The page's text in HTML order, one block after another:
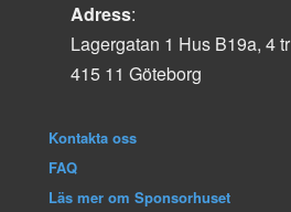
Adress:
Lagergatan 1 Hus B19a, 4 tr
415 11 Göteborg
Kontakta oss
FAQ
Läs mer om Sponsorhuset